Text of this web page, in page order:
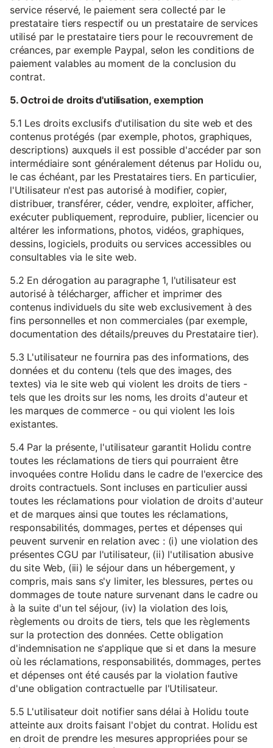
service réservé, le paiement sera collecté par le
prestataire tiers respectif ou un prestataire de services
utilisé par le prestataire tiers pour le recouvrement de
créances, par exemple Paypal, selon les conditions de
paiement valables au moment de la conclusion du
contrat.
5. Octroi de droits d'utilisation, exemption
5.1 Les droits exclusifs d'utilisation du site web et des
contenus protégés (par exemple, photos, graphiques,
descriptions) auxquels il est possible d'accéder par son
intermédiaire sont généralement détenus par Holidu ou,
le cas échéant, par les Prestataires tiers. En particulier,
l'Utilisateur n'est pas autorisé à modifier, copier,
distribuer, transférer, céder, vendre, exploiter, afficher,
exécuter publiquement, reproduire, publier, licencier ou
altérer les informations, photos, vidéos, graphiques,
dessins, logiciels, produits ou services accessibles ou
consultables via le site web.
5.2 En dérogation au paragraphe 1, l'utilisateur est
autorisé à télécharger, afficher et imprimer des
contenus individuels du site web exclusivement à des
fins personnelles et non commerciales (par exemple,
documentation des détails/preuves du Prestataire tier).
5.3 L'utilisateur ne fournira pas des informations, des
données et du contenu (tels que des images, des
textes) via le site web qui violent les droits de tiers -
tels que les droits sur les noms, les droits d'auteur et
les marques de commerce - ou qui violent les lois
existantes.
5.4 Par la présente, l'utilisateur garantit Holidu contre
toutes les réclamations de tiers qui pourraient être
invoquées contre Holidu dans le cadre de l'exercice des
droits contractuels. Sont incluses en particulier aussi
toutes les réclamations pour violation de droits d'auteur
et de marques ainsi que toutes les réclamations,
responsabilités, dommages, pertes et dépenses qui
peuvent survenir en relation avec : (i) une violation des
présentes CGU par l'utilisateur, (ii) l'utilisation abusive
du site Web, (iii) le séjour dans un hébergement, y
compris, mais sans s'y limiter, les blessures, pertes ou
dommages de toute nature survenant dans le cadre ou
à la suite d'un tel séjour, (iv) la violation des lois,
règlements ou droits de tiers, tels que les règlements
sur la protection des données. Cette obligation
d'indemnisation ne s'applique que si et dans la mesure
où les réclamations, responsabilités, dommages, pertes
et dépenses ont été causés par la violation fautive
d'une obligation contractuelle par l'Utilisateur.
5.5 L'utilisateur doit notifier sans délai à Holidu toute
atteinte aux droits faisant l'objet du contrat. Holidu est
en droit de prendre les mesures appropriées pour se